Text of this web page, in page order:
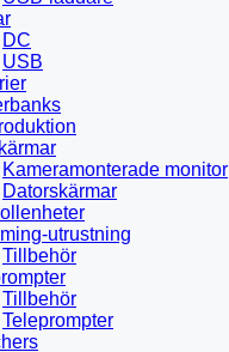
DC
USB
Kameramonterade monitor
Datorskärmar
utrustning
Tillbehör
Tillbehör
Teleprompter